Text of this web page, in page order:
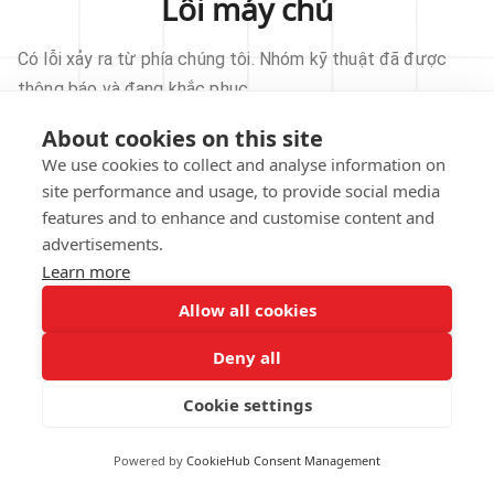
About cookies on this site
We use cookies to collect and analyse information on
site performance and usage, to provide social media
features and to enhance and customise content and
advertisements.
Learn more
Allow all cookies
Deny all
Cookie settings
Powered by CookieHub Consent Management
Lỗi máy chủ
Có lỗi xảy ra từ phía chúng tôi. Nhóm kỹ thuật đã được
thông báo và đang khắc phục.
THỬ LẠI
VỀ TRANG CHỦ
notified.